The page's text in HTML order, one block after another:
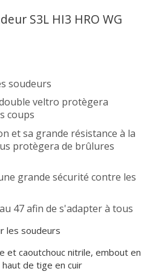
S3L HI3 HRO WG
soudeurs
veltro protègera
coups
et sa grande résistance à la
protègera de brûlures
grande sécurité contre les
47 afin de s'adapter à tous
les soudeurs
et caoutchouc nitrile, embout en
de tige en cuir